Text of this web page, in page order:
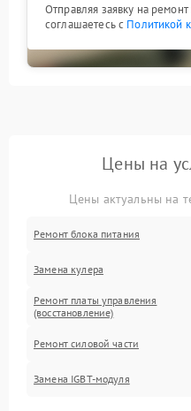
Отправляя заявку на
соглашаетесь с Политикой
Цены на
Цены актуальны на
Ремонт блока питания
Замена кулера
Ремонт платы управления
(восстановление)
Ремонт силовой части
Замена IGBT-модуля